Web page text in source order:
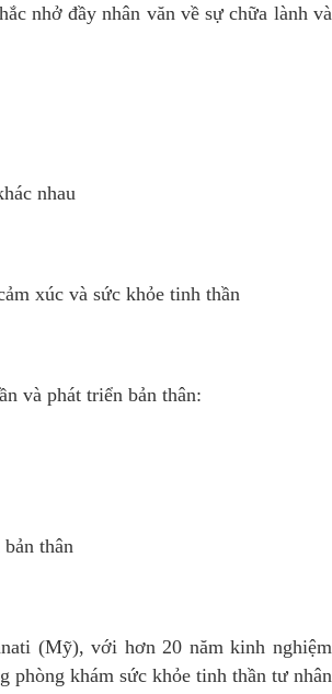
nhở đầy nhân văn về sự chữa lành và
nhau
xúc và sức khỏe tinh thần
và phát triển bản thân:
thân
(Mỹ), với hơn 20 năm kinh nghiệm
phòng khám sức khỏe tinh thần tư nhân